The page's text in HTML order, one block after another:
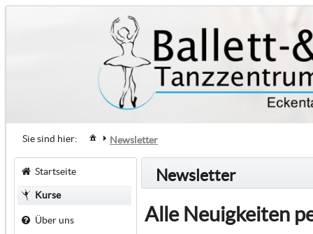
Sie sind hier: Newsletter
Startseite
Kurse
Über uns
Newsletter
Alle Neuigkeiten